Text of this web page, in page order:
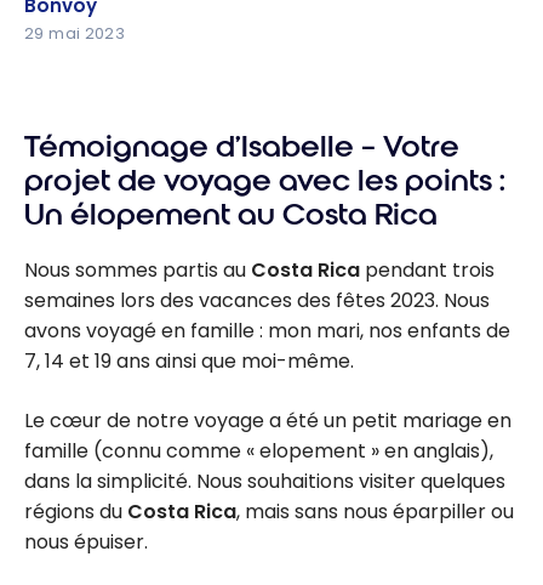
Bonvoy
Bonvoy
29 mai 2023
Témoignage d’Isabelle – Votre
projet de voyage avec les points :
Un élopement au Costa Rica
Nous sommes partis au Costa Rica pendant trois
semaines lors des vacances des fêtes 2023. Nous
avons voyagé en famille : mon mari, nos enfants de
7, 14 et 19 ans ainsi que moi-même.
Le cœur de notre voyage a été un petit mariage en
famille (connu comme « elopement » en anglais),
dans la simplicité. Nous souhaitions visiter quelques
régions du Costa Rica, mais sans nous éparpiller ou
nous épuiser.